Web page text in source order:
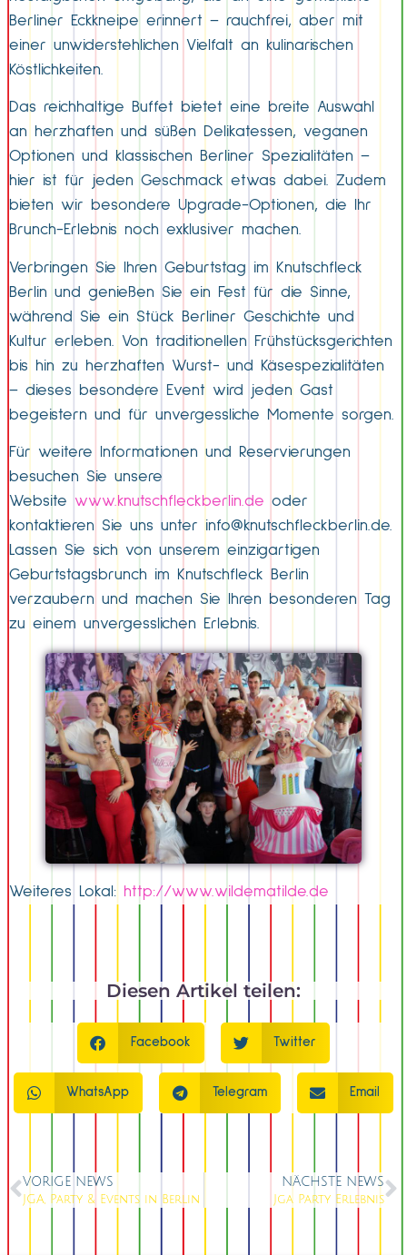
Berliner Eckkneipe erinnert – rauchfrei, aber mit
einer unwiderstehlichen Vielfalt an kulinarischen
Köstlichkeiten.
Das reichhaltige Buffet bietet eine breite Auswahl
an herzhaften und süßen Delikatessen, veganen
Optionen und klassischen Berliner Spezialitäten –
hier ist für jeden Geschmack etwas dabei. Zudem
bieten wir besondere Upgrade-Optionen, die Ihr
Brunch-Erlebnis noch exklusiver machen.
Verbringen Sie Ihren Geburtstag im Knutschfleck
Berlin und genießen Sie ein Fest für die Sinne,
während Sie ein Stück Berliner Geschichte und
Kultur erleben. Von traditionellen Frühstücksgerichten
bis hin zu herzhaften Wurst- und Käsespezialitäten
– dieses besondere Event wird jeden Gast
begeistern und für unvergessliche Momente sorgen.
Für weitere Informationen und Reservierungen
besuchen Sie unsere
Website www.knutschfleckberlin.de oder
kontaktieren Sie uns unter info@knutschfleckberlin.de.
Lassen Sie sich von unserem einzigartigen
Geburtstagsbrunch im Knutschfleck Berlin
verzaubern und machen Sie Ihren besonderen Tag
zu einem unvergesslichen Erlebnis.
Weiteres Lokal: http://www.wildematilde.de
Diesen Artikel teilen:
Facebook Twitter
WhatsApp Telegram Email
VORIGE NEWS
JGA, Party & Events in Berlin
NÄCHSTE NEWS
Jga Party Erlebnis